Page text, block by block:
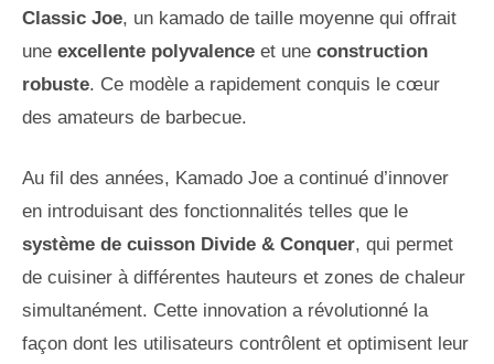
Classic Joe, un kamado de taille moyenne qui offrait
une excellente polyvalence et une construction
robuste. Ce modèle a rapidement conquis le cœur
des amateurs de barbecue.
Au fil des années, Kamado Joe a continué d’innover
en introduisant des fonctionnalités telles que le
système de cuisson Divide & Conquer, qui permet
de cuisiner à différentes hauteurs et zones de chaleur
simultanément. Cette innovation a révolutionné la
façon dont les utilisateurs contrôlent et optimisent leur